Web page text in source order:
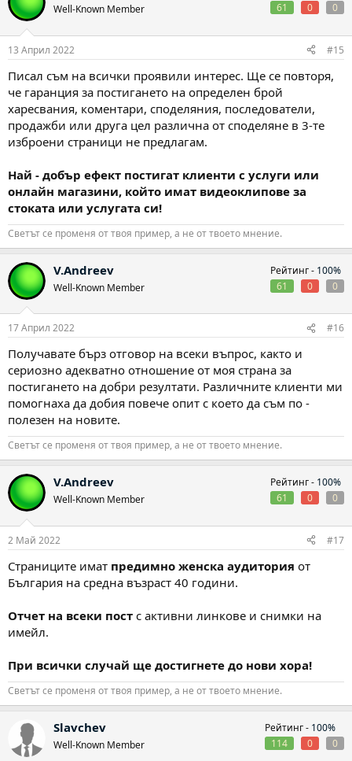
Well-Known Member
61
0 0
13 Април 2022 #15
Писал съм на всички проявили интерес. Ще се повторя,
че гаранция за постигането на определен брой
харесвания, коментари, споделяния, последователи,
продажби или друга цел различна от споделяне в 3-те
изброени страници не предлагам.
Най - добър ефект постигат клиенти с услуги или
онлайн магазини, който имат видеоклипове за
стоката или услугата си!
Светът се променя от твоя пример, а не от твоето мнение.
V.Andreev
Well-Known Member
Рейтинг - 100%
61
0 0
17 Април 2022 #16
Получавате бърз отговор на всеки въпрос, както и
сериозно адекватно отношение от моя страна за
постигането на добри резултати. Различните клиенти ми
помогнаха да добия повече опит с което да съм по -
полезен на новите.
Светът се променя от твоя пример, а не от твоето мнение.
V.Andreev
Well-Known Member
Рейтинг - 100%
61
0 0
2 Май 2022 #17
Страниците имат предимно женска аудитория от
България на средна възраст 40 години.
Отчет на всеки пост с активни линкове и снимки на
имейл.
При всички случай ще достигнете до нови хора!
Светът се променя от твоя пример, а не от твоето мнение.
Slavchev
Well-Known Member
Рейтинг - 100%
114
0 0